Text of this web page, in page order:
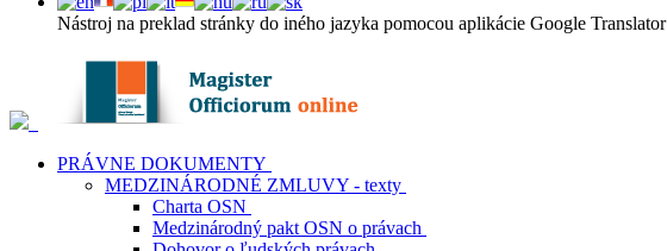
Nástroj na preklad stránky do iného jazyka pomocou aplikácie Google Translator
PRÁVNE DOKUMENTY
MEDZINÁRODNÉ ZMLUVY - texty
Charta OSN
Medzinárodný pakt OSN o právach